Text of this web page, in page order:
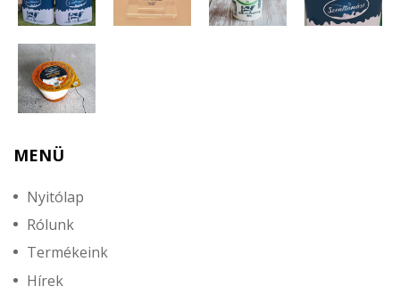
MENÜ
Nyitólap
Rólunk
Termékeink
Hírek